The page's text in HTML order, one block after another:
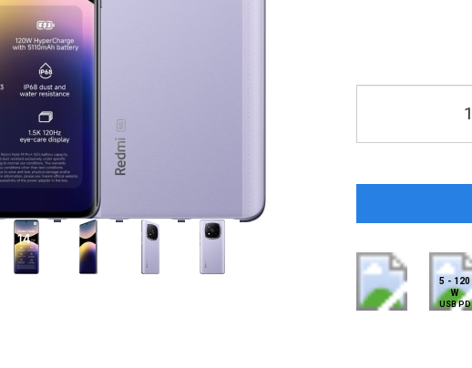
5 - 120
W
USB PD